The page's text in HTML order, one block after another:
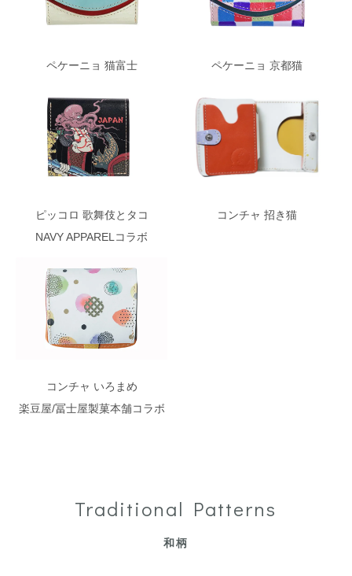
ペケーニョ 猫富士 ペケーニョ 京都猫
ピッコロ 歌舞伎とタコ
NAVY APPARELコラボ
コンチャ 招き猫
コンチャ いろまめ
楽豆屋/冨士屋製菓本舗コラボ
Traditional Patterns
和柄